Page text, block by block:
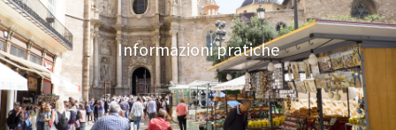
Informazioni pratiche